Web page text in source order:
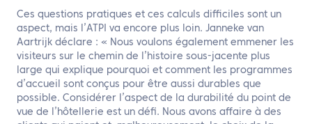
Ces questions pratiques et ces calculs difficiles sont un
aspect, mais l’ATPI va encore plus loin. Janneke van
Aartrijk déclare : « Nous voulons également emmener les
visiteurs sur le chemin de l’histoire sous-jacente plus
large qui explique pourquoi et comment les programmes
d’accueil sont conçus pour être aussi durables que
possible. Considérer l’aspect de la durabilité du point de
vue de l’hôtellerie est un défi. Nous avons affaire à des